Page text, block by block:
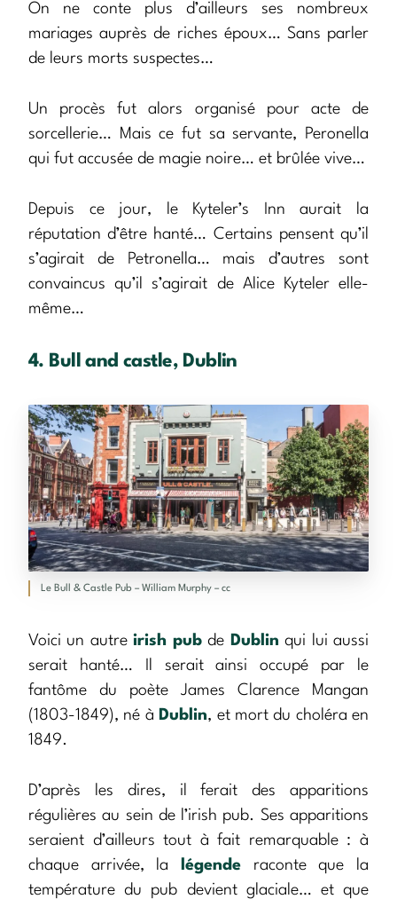
On ne conte plus d’ailleurs ses nombreux
mariages auprès de riches époux… Sans parler
de leurs morts suspectes…
Un procès fut alors organisé pour acte de
sorcellerie… Mais ce fut sa servante, Peronella
qui fut accusée de magie noire… et brûlée vive…
Depuis ce jour, le Kyteler’s Inn aurait la
réputation d’être hanté… Certains pensent qu’il
s’agirait de Petronella… mais d’autres sont
convaincus qu’il s’agirait de Alice Kyteler elle-
même…
4. Bull and castle, Dublin
Le Bull & Castle Pub – William Murphy – cc
Voici un autreirish pubde Dublin qui lui aussi
serait hanté… Il serait ainsi occupé par le
fantôme du poète James Clarence Mangan
(1803-1849), né à Dublin, et mort du choléra en
1849.
D’après les dires, il ferait des apparitions
régulières au sein de l’irish pub. Ses apparitions
seraient d’ailleurs tout à fait remarquable : à
chaque arrivée, la
légende raconte que la
température du pub devient glaciale… et que